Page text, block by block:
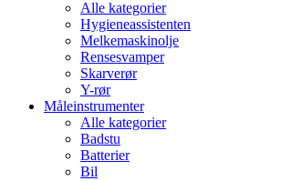
Alle kategorier
Hygieneassistenten
Melkemaskinolje
Rensesvamper
Skarverør
Y-rør
Måleinstrumenter
Alle kategorier
Badstu
Batterier
Bil